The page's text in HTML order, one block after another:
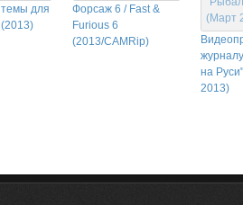
для
Форсаж 6 / Fast &
Furious 6
(2013/CAMRip)
на
2013)